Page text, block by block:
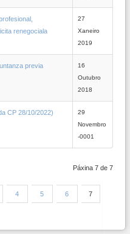
renegociala
27
Xaneiro
2019
previa
16
Outubro
2018
CP 28/10/2022)
29
Novembro
-0001
Páxina 7 de 7
4 5 6 7